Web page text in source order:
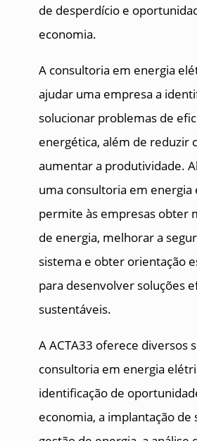
de desperdício e
economia.
A consultoria em energia
ajudar uma empresa a
solucionar problemas de
energética, além de reduzir
aumentar a produtividade.
uma consultoria em energia
permite às empresas obter
de energia, melhorar a
sistema e obter orientação
para desenvolver soluções
sustentáveis.
A ACTA33 oferece diversos
consultoria em energia
identificação de
economia, a implantação de